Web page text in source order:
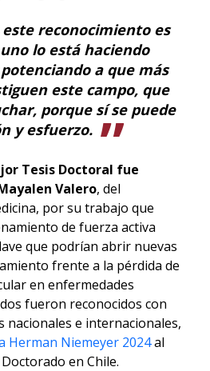
reconocimiento es
lo está haciendo
a que más
este campo, que
porque sí se puede
y esfuerzo.
Tesis Doctoral fue
Valero, del
por su trabajo que
de fuerza activa
que podrían abrir nuevas
frente a la pérdida de
en enfermedades
fueron reconocidos con
e internacionales,
Herman Niemeyer 2024al
en Chile.